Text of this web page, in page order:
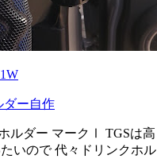
ダー自作
ルダー マークⅠ TGSは
いので 代々ドリンクホ